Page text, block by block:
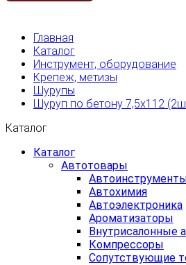
Главная
Каталог
Инструмент, оборудование
Крепеж, метизы
Шурупы
Шуруп по бетону 7,5х112
Каталог
Каталог
Автотовары
Автохимия
Автоэлектроника
Ароматизаторы
Внутрисалонные
Компрессоры
Сопутствующие